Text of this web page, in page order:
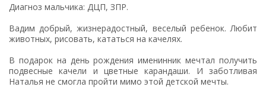
Диагноз мальчика: ДЦП, ЗПР.
Вадим добрый, жизнерадостный, веселый ребенок. Любит
животных, рисовать, кататься на качелях.
В подарок на день рождения именинник мечтал получить
подвесные качели и цветные карандаши. И заботливая
Наталья не смогла пройти мимо этой детской мечты.